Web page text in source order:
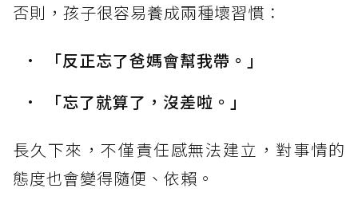
否則，孩子很容易養成兩種壞習慣：
「反正忘了爸媽會幫我帶。」
「忘了就算了，沒差啦。」
長久下來，不僅責任感無法建立，對事情的
態度也會變得隨便、依賴。